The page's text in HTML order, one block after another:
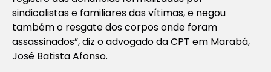
sindicalistas e familiares das vítimas, e negou
também o resgate dos corpos onde foram
assassinados”, diz o advogado da CPT em Marabá,
José Batista Afonso.